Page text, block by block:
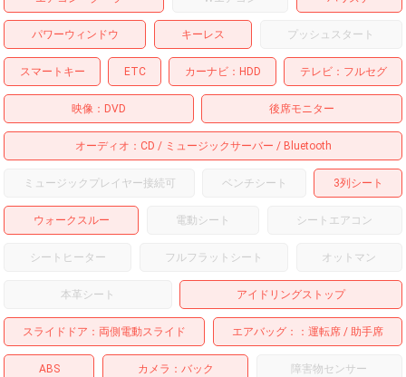
パワーウィンドウ キーレス プッシュスタート
スマートキー ETC カーナビ HDD テレビ フルセグ
映像 DVD 後席モニター
オーディオ CD ミュージックサーバー Bluetooth
ミュージックプレイヤー接続可 ベンチシート 3列シート
ウォークスルー 電動シート シートエアコン
シートヒーター フルフラットシート オットマン
本革シート アイドリングストップ
スライドドア 両側電動スライド エアバッグ： 運転席 助手席
ABS カメラ バック 障害物センサー